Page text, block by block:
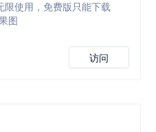
限使用，免费版只能下载
图
访问